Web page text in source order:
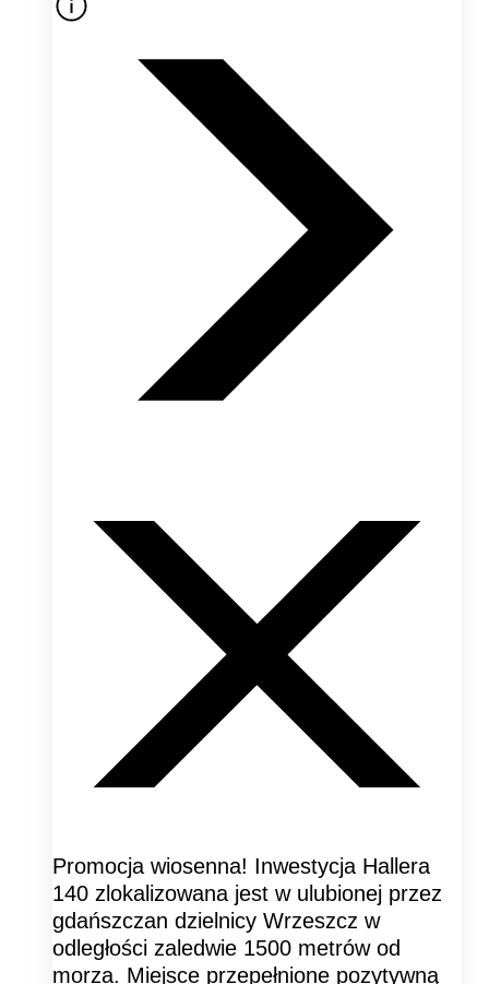
Promocja wiosenna! Inwestycja Hallera
140 zlokalizowana jest w ulubionej przez
gdańszczan dzielnicy Wrzeszcz w
odległości zaledwie 1500 metrów od
morza. Miejsce przepełnione pozytywną